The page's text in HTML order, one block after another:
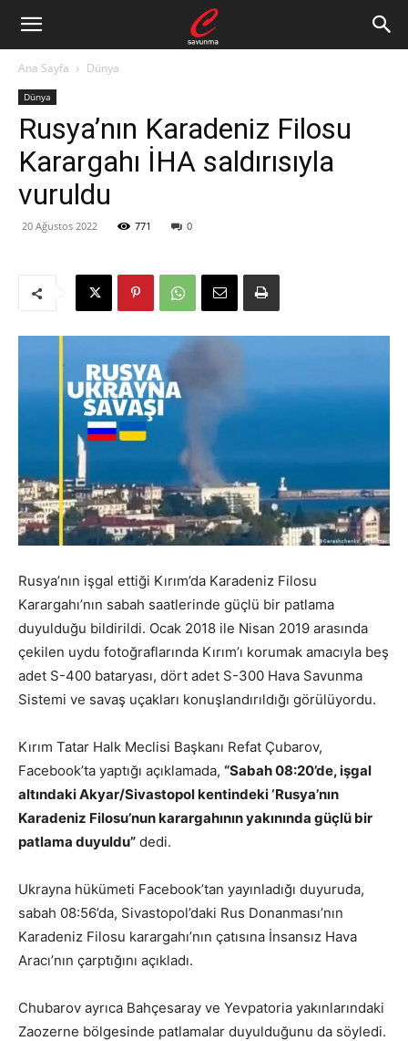
Ana Sayfa Dünya
Dünya
Rusya’nın Karadeniz Filosu
Karargahı İHA saldırısıyla
vuruldu
20 Ağustos 2022 771 0
Rusya’nın işgal ettiği Kırım’da Karadeniz Filosu
Karargahı’nın sabah saatlerinde güçlü bir patlama
duyulduğu bildirildi. Ocak 2018 ile Nisan 2019 arasında
çekilen uydu fotoğraflarında Kırım’ı korumak amacıyla beş
adet S-400 bataryası, dört adet S-300 Hava Savunma
Sistemi ve savaş uçakları konuşlandırıldığı görülüyordu.
Kırım Tatar Halk Meclisi Başkanı Refat Çubarov,
Facebook’ta yaptığı açıklamada, “Sabah 08:20’de, işgal
altındaki Akyar/Sivastopol kentindeki ‘Rusya’nın
Karadeniz Filosu’nun karargahının yakınında güçlü bir
patlama duyuldu” dedi.
Ukrayna hükümeti Facebook’tan yayınladığı duyuruda,
sabah 08:56’da, Sivastopol’daki Rus Donanması’nın
Karadeniz Filosu karargahı’nın çatısına İnsansız Hava
Aracı’nın çarptığını açıkladı.
Chubarov ayrıca Bahçesaray ve Yevpatoria yakınlarındaki
Zaozerne bölgesinde patlamalar duyulduğunu da söyledi.